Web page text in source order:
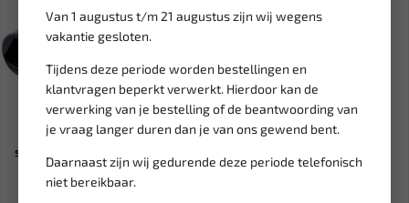
Van 1 augustus t/m 21 augustus zijn wij wegens
vakantie gesloten.
Tijdens deze periode worden bestellingen en
klantvragen beperkt verwerkt. Hierdoor kan de
verwerking van je bestelling of de beantwoording van
je vraag langer duren dan je van ons gewend bent.
Daarnaast zijn wij gedurende deze periode telefonisch
niet bereikbaar.
Leverbaar
BGS Universele
schakelkastsleutel BGS-9803
4,55
Leverbaar
SATRA Timingset Rover,